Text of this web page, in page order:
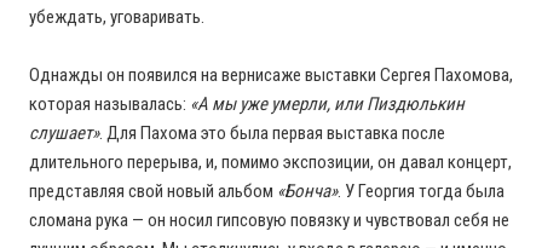
убеждать, уговаривать.
Однажды он появился на вернисаже выставки Сергея Пахомова,
которая называлась: «А мы уже умерли, или Пиздюлькин
слушает». Для Пахома это была первая выставка после
длительного перерыва, и, помимо экспозиции, он давал концерт,
представляя свой новый альбом «Бонча». У Георгия тогда была
сломана рука — он носил гипсовую повязку и чувствовал себя не